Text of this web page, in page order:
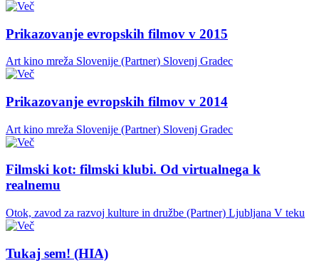
Prikazovanje evropskih filmov v 2015
Art kino mreža Slovenije (Partner) Slovenj Gradec
Prikazovanje evropskih filmov v 2014
Art kino mreža Slovenije (Partner) Slovenj Gradec
Filmski kot: filmski klubi. Od virtualnega k
realnemu
Otok, zavod za razvoj kulture in družbe (Partner) Ljubljana V teku
Tukaj sem! (HIA)